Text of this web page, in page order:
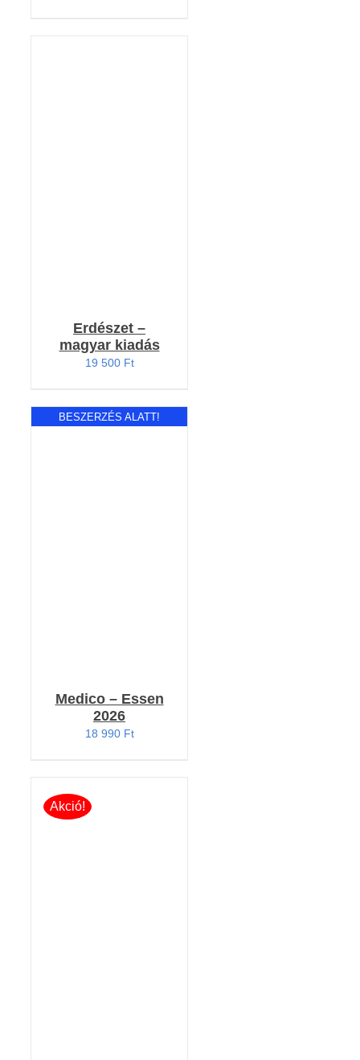
Erdészet –
magyar kiadás
19 500 Ft
BESZERZÉS ALATT!
Medico – Essen
2026
18 990 Ft
Akció!